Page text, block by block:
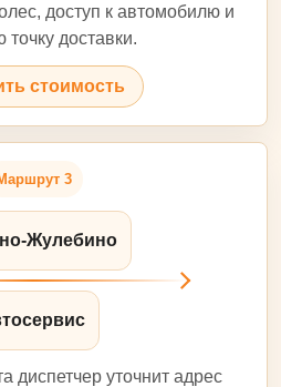
доступ к автомобилю и
точку доставки.
стоимость
3
Жулебино
диспетчер уточнит адрес